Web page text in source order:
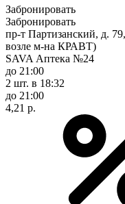
Забронировать
Забронировать
пр-т Партизанский, д.
возле м-на КРАВТ)
SAVA Аптека №24
до 21:00
2 шт. в 18:32
до 21:00
4,21 р.